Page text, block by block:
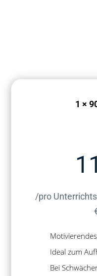
1 ×
/pro
Ideal zum
Bei